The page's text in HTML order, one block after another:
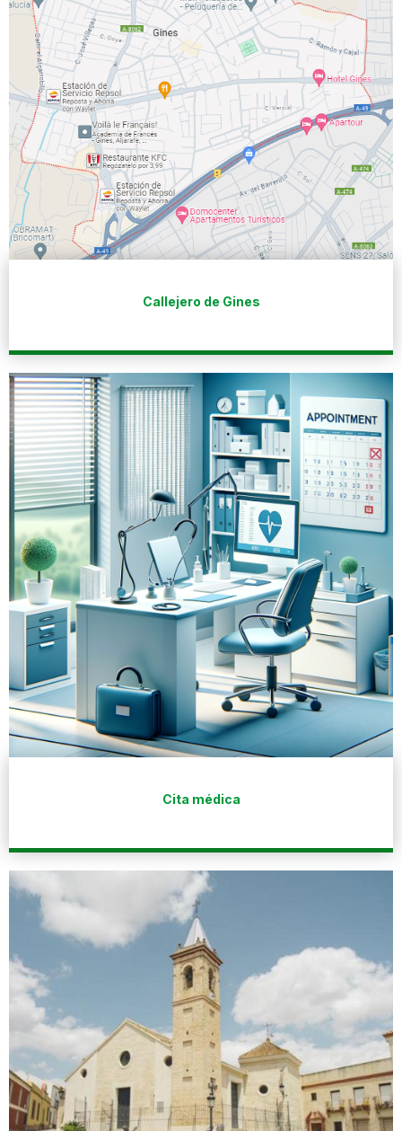
Callejero de Gines
Cita médica